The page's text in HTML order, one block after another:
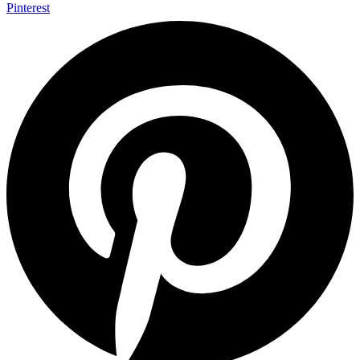
Pinterest